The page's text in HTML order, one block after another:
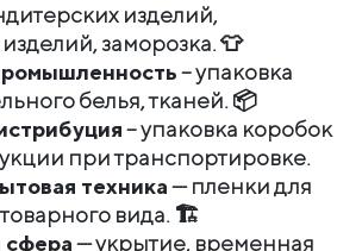
изделий,
заморозка. 👕
– упаковка
белья, тканей. 📦
– упаковка коробок
при транспортировке.
техника— пленки для
вида. 🏗
сфера— укрытие, временная